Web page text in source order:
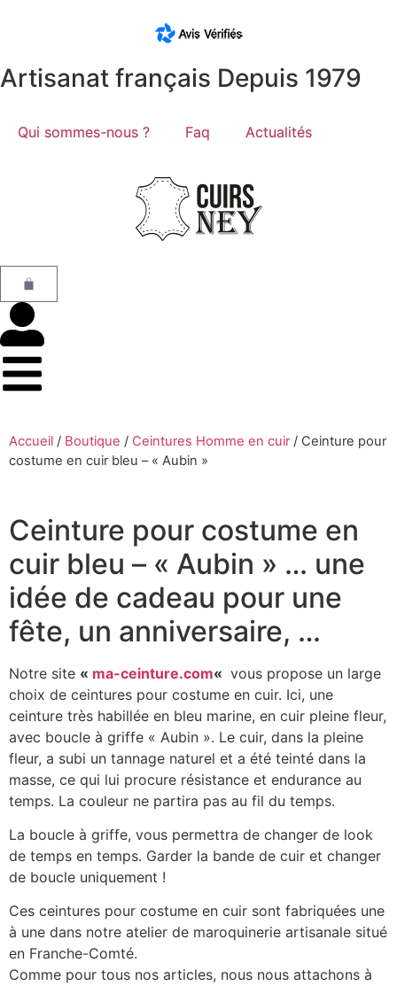
Artisanat français Depuis 1979
Qui sommes-nous ? Faq Actualités
Accueil / Boutique / Ceintures Homme en cuir/ Ceinture pour
costume en cuir bleu – « Aubin »
Ceinture pour costume en
cuir bleu – « Aubin » … une
idée de cadeau pour une
fête, un anniversaire, …
Notre site « ma-ceinture.com« vous propose un large
choix de ceintures pour costume en cuir. Ici, une
ceinture très habillée en bleu marine, en cuir pleine fleur,
avec boucle à griffe « Aubin ». Le cuir, dans la pleine
fleur, a subi un tannage naturel et a été teinté dans la
masse, ce qui lui procure résistance et endurance au
temps. La couleur ne partira pas au fil du temps.
La boucle à griffe, vous permettra de changer de look
de temps en temps. Garder la bande de cuir et changer
de boucle uniquement !
Ces ceintures pour costume en cuir sont fabriquées une
à une dans notre atelier de maroquinerie artisanale situé
en Franche-Comté.
Comme pour tous nos articles, nous nous attachons à